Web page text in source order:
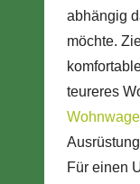
abhängig
möchte.
teureres
Für einen